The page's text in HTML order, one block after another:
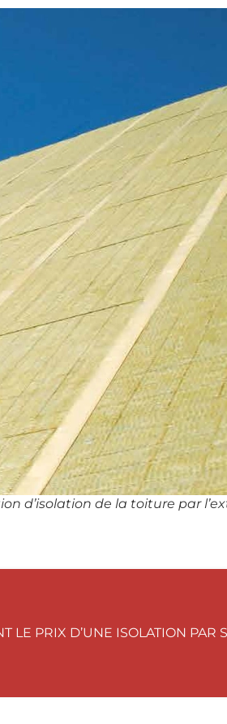
d’isolation de la toiture par
LE PRIX D’UNE ISOLATION PAR